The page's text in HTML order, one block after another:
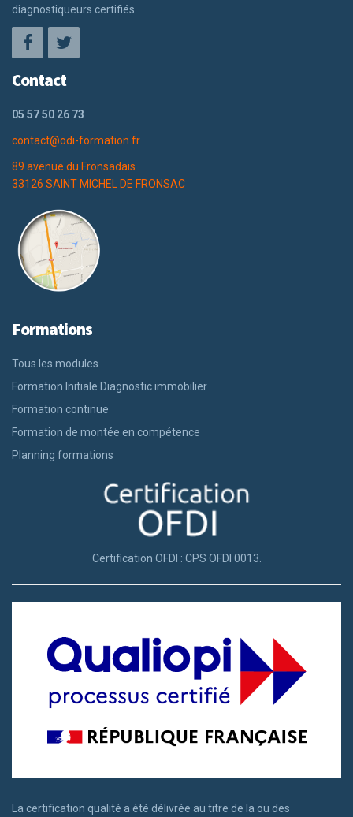
diagnostiqueurs certifiés.
Contact
05 57 50 26 73
contact@odi-formation.fr
89 avenue du Fronsadais
33126 SAINT MICHEL DE FRONSAC
Formations
Tous les modules
Formation Initiale Diagnostic immobilier
Formation continue
Formation de montée en compétence
Planning formations
Certification OFDI : CPS OFDI 0013.
La certification qualité a été délivrée au titre de la ou des